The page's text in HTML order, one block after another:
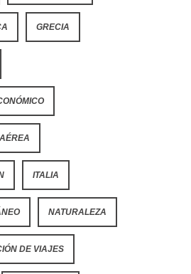
GRECIA
ITALIA
NATURALEZA
DE VIAJES